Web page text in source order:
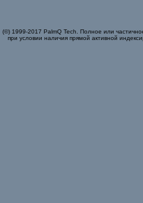
(©) 1999-2017 PalmQ Tech. Полное или
при условии наличия прямой активной